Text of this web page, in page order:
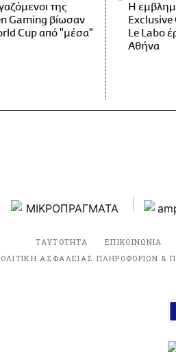
της
Gaming βίωσαν
Cup από "μέσα"
Η
Le Labo
Αθήνα
ΤΑΥΤΟΤΗΤΑ ΕΠΙΚΟΙΝΩΝΙΑ
ΑΣΦΑΛΕΙΑΣ ΠΛΗΡΟΦΟΡΙΩΝ &